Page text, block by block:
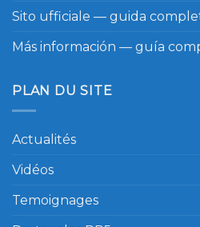
Sito ufficiale — guida
Más información — guía
PLAN DU SITE
Actualités
Vidéos
Temoignages